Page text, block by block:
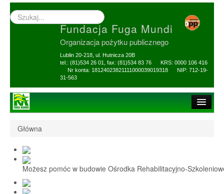
Wyszukiwarka
–
Fundacja Fuga Mundi
Organizacja pożytku publicznego
Lublin 20-218, ul. Hutnicza 20B
tel.: (81)534 26 01, fax: (81)534 83 76 KRS: 0000 106 416
Nr konta: 18124023821111000039019318 NIP: 712-19-
31-563
1,5% i darowizny
Nasi Beneficjenci
Ośrodek Reh-Szkol
Główna
Możesz pomóc w budowie Ośrodka Rehabilitacyjno-